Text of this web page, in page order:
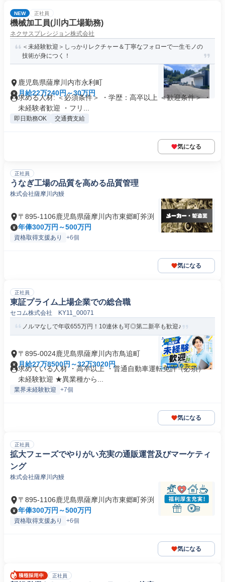
NEW 正社員
機械加工員(川内工場勤務)
ネクサスプレシジョン株式会社
＜未経験歓迎＞しっかりレクチャー＆丁寧なフォローで一生モノの
技術が身につく！
鹿児島県薩摩川内市永利町
月給22万240円～30万円
求める人材: ＜必須条件＞ ・学歴：高卒以上 ＜歓迎条件＞ ・
未経験者歓迎 ・フリ...
即日勤務OK 交通費支給
気になる
正社員
うなぎ工場の品質を高める品質管理
株式会社薩摩川内鰻
〒895-1106鹿児島県薩摩川内市東郷町斧渕
年俸300万円～500万円
資格取得支援あり +6個
気になる
正社員
東証プライム上場企業での総合職
セコム株式会社 KY11_00071
ノルマなしで年収655万円！10連休も可◎第二新卒も歓迎♪
〒895-0024鹿児島県薩摩川内市鳥追町
月給27万8500円～32万3020円
求めている人材 ・高卒以上 ・普通自動車運転免許（必須） ・
未経験歓迎 ★異業種から...
業界未経験歓迎 +7個
気になる
正社員
拡大フェーズでやりがい充実の通販運営及びマーケティ
ング
株式会社薩摩川内鰻
〒895-1106鹿児島県薩摩川内市東郷町斧渕
年俸300万円～500万円
資格取得支援あり +6個
気になる
正社員